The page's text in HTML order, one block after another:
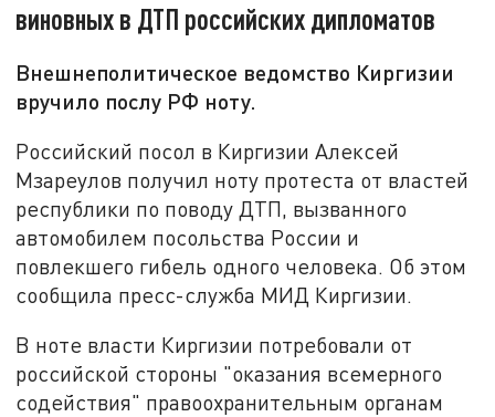
виновных в ДТП российских дипломатов
Внешнеполитическое ведомство Киргизии
вручило послу РФ ноту.
Российский посол в Киргизии Алексей
Мзареулов получил ноту протеста от властей
республики по поводу ДТП, вызванного
автомобилем посольства России и
повлекшего гибель одного человека. Об этом
сообщила пресс-служба МИД Киргизии.
В ноте власти Киргизии потребовали от
российской стороны "оказания всемерного
содействия" правоохранительным органам